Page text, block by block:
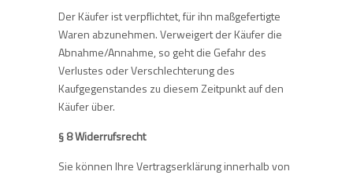
Der Käufer ist verpflichtet, für ihn maßgefertigte
Waren abzunehmen. Verweigert der Käufer die
Abnahme/Annahme, so geht die Gefahr des
Verlustes oder Verschlechterung des
Kaufgegenstandes zu diesem Zeitpunkt auf den
Käufer über.
§ 8 Widerrufsrecht
Sie können Ihre Vertragserklärung innerhalb von